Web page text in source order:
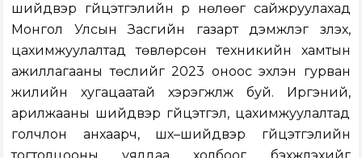
шийдвэр гүйцэтгэлийн үр нөлөөг сайжруулахад
Монгол Улсын Засгийн газарт дэмжлэг үзүүлэх,
цахимжуулалтад төвлөрсөн техникийн хамтын
ажиллагааны төслийг 2023 оноос эхлэн гурван
жилийн хугацаатай хэрэгжүүлж буй. Иргэний,
арилжааны шийдвэр гүйцэтгэл, цахимжуулалтад
голчлон анхаарч, шүүх–шийдвэр гүйцэтгэлийн